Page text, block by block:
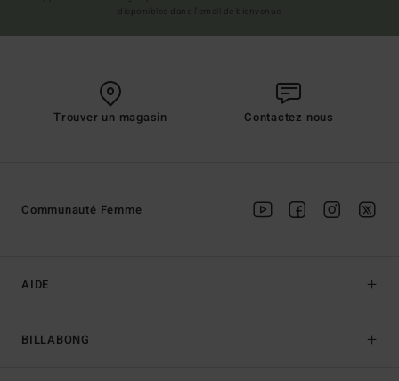
Trouver un magasin Contactez nous
AIDE
BILLABONG
Communauté Femme